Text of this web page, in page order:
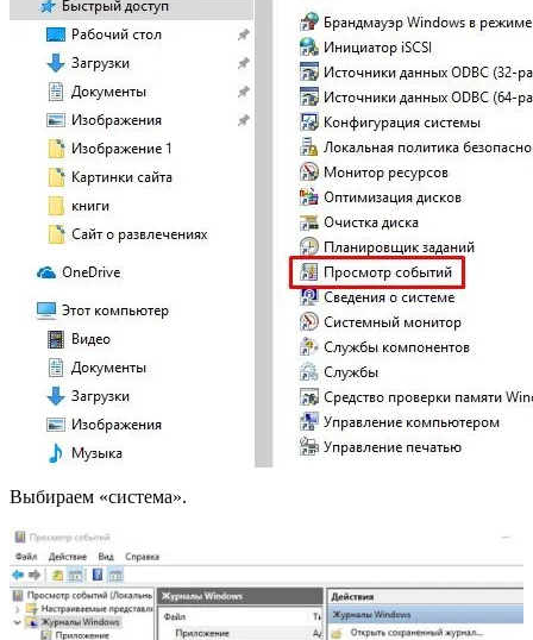
Выбираем «система».